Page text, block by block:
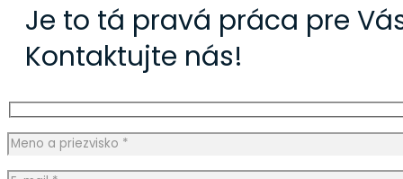
Je to tá pravá práca pre
Kontaktujte nás!